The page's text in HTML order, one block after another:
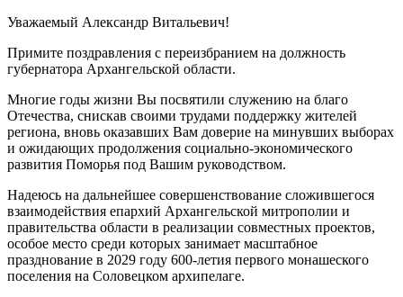
Уважаемый Александр Витальевич!
Примите поздравления с переизбранием на должность
губернатора Архангельской области.
Многие годы жизни Вы посвятили служению на благо
Отечества, снискав своими трудами поддержку жителей
региона, вновь оказавших Вам доверие на минувших выборах
и ожидающих продолжения социально-экономического
развития Поморья под Вашим руководством.
Надеюсь на дальнейшее совершенствование сложившегося
взаимодействия епархий Архангельской митрополии и
правительства области в реализации совместных проектов,
особое место среди которых занимает масштабное
празднование в 2029 году 600-летия первого монашеского
поселения на Соловецком архипелаге.